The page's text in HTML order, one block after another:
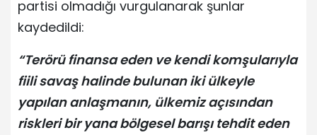
partisi olmadığı vurgulanarak şunlar
kaydedildi:
“Terörü finansa eden ve kendi komşularıyla
fiili savaş halinde bulunan iki ülkeyle
yapılan anlaşmanın, ülkemiz açısından
riskleri bir yana bölgesel barışı tehdit eden